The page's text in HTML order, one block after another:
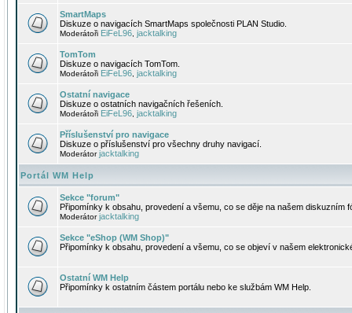
SmartMaps
Diskuze o navigacích SmartMaps společnosti PLAN Studio.
Moderátoři EiFeL96 jacktalking
TomTom
Diskuze o navigacích TomTom.
Moderátoři EiFeL96 jacktalking
Ostatní navigace
Diskuze o ostatních navigačních řešeních.
Moderátoři EiFeL96 jacktalking
Příslušenství pro navigace
Diskuze o příslušenství pro všechny druhy navigací.
Moderátorjacktalking
Portál WM Help
Sekce "forum"
Připomínky k obsahu, provedení a všemu, co se děje na našem diskuzním
Moderátorjacktalking
Sekce "eShop (WM Shop)"
Připomínky k obsahu, provedení a všemu, co se objeví v našem
Ostatní WM Help
Připomínky k ostatním částem portálu nebo ke službám WM Help.